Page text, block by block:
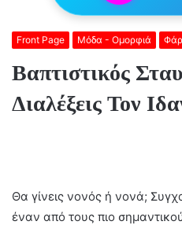
Front Page Μόδα - Ομορφιά
Βαπτιστικός
Διαλέξεις Τον
Θα γίνεις νονός ή νονά;
έναν από τους πιο